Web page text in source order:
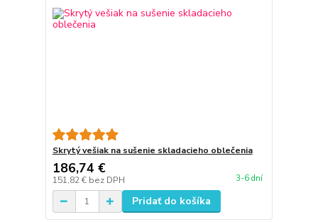
Skrytý vešiak na sušenie skladacieho oblečenia
186,74 €
151,82 € bez DPH 3-6 dní
Pridať do košíka